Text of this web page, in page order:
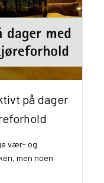
på dager
vær- og
men noen